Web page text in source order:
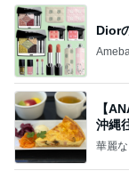
Dior
【
沖縄
華麗